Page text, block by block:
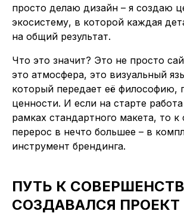
просто делаю дизайн – я создаю
экосистему, в которой каждая
на общий результат.
Что это значит? Это не просто
это атмосфера, это визуальный
который передает её философию,
ценности. И если на старте
рамках стандартного макета, то к
перерос в нечто большее – в
инструмент брендинга.
ПУТЬ К
СОЗДАВАЛСЯ ПРОЕКТ